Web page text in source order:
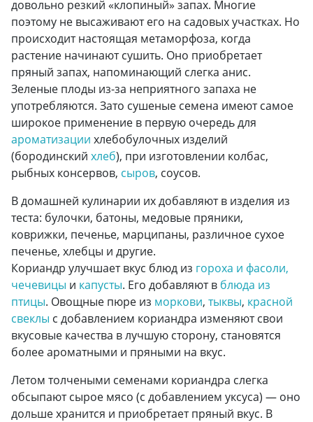
довольно резкий «клопиный» запах. Многие
поэтому не высаживают его на садовых участках. Но
происходит настоящая метаморфоза, когда
растение начинают сушить. Оно приобретает
пряный запах, напоминающий слегка анис.
Зеленые плоды из-за неприятного запаха не
употребляются. Зато сушеные семена имеют самое
широкое применение в первую очередь для
ароматизации хлебобулочных изделий
(бородинский хлеб), при изготовлении колбас,
рыбных консервов, сыров, соусов.
В домашней кулинарии их добавляют в изделия из
теста: булочки, батоны, медовые пряники,
коврижки, печенье, марципаны, различное сухое
печенье, хлебцы и другие.
Кориандр улучшает вкус блюд из гороха и фасоли,
чечевицы и капусты. Его добавляют в блюда из
птицы. Овощные пюре из моркови, тыквы, красной
свеклы с добавлением кориандра изменяют свои
вкусовые качества в лучшую сторону, становятся
более ароматными и пряными на вкус.
Летом толчеными семенами кориандра слегка
обсыпают сырое мясо (с добавлением уксуса) — оно
дольше хранится и приобретает пряный вкус. В